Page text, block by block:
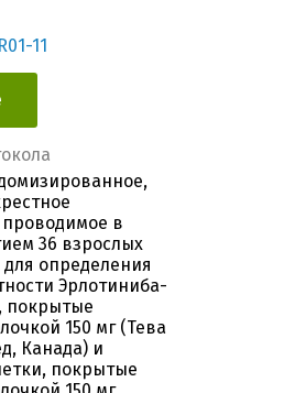
11
в
36 взрослых
определения
Эрлотиниба-
покрытые
150 мг (Тева
Канада) и
покрытые